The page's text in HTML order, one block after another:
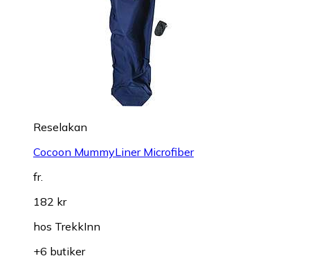
Reselakan
Cocoon MummyLiner Microfiber
fr.
182 kr
hos TrekkInn
+6 butiker